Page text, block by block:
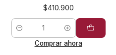
$410.900
Cantidad
Comprar ahora